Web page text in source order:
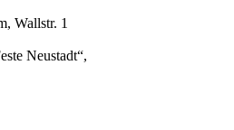
Wallstr. 1
Neustadt“,